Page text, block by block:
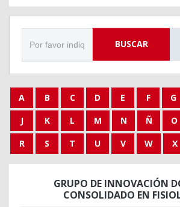
BUSCAR
A B C D E F G
J
K L M N Ñ O
R
S T U V W X
GRUPO DE INNOVACIÓN
CONSOLIDADO EN